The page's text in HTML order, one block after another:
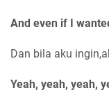
And even if I
Dan bila aku
Yeah, yeah, yeah,